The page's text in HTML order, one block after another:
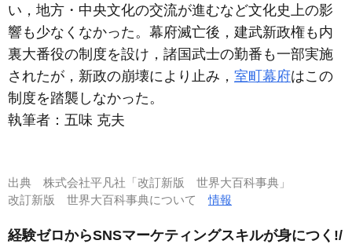
い，地方・中央文化の交流が進むなど文化史上の影
響も少なくなかった。幕府滅亡後，建武新政権も内
裏大番役の制度を設け，諸国武士の勤番も一部実施
されたが，新政の崩壊により止み， 室町幕府はこの
制度を踏襲しなかった。
執筆者： 五味 克夫
出典 株式会社平凡社「改訂新版 世界大百科事典」
改訂新版 世界大百科事典について情報
経験ゼロからSNSマーケティングスキルが身につく!/